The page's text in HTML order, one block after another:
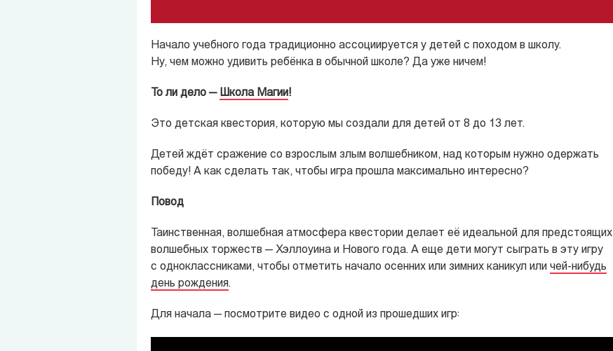
Начало учебного года традиционно ассоциируется у детей с походом в школу.
Ну, чем можно удивить ребёнка в обычной школе? Да уже ничем!
То ли дело — Школа Магии!
Это детская квестория, которую мы создали для детей от 8 до 13 лет.
Детей ждёт сражение со взрослым злым волшебником, над которым нужно одержать
победу! А как сделать так, чтобы игра прошла максимально интересно?
Повод
Таинственная, волшебная атмосфера квестории делает её идеальной для предстоящих
волшебных торжеств — Хэллоуина и Нового года. А еще дети могут сыграть в эту игру
с одноклассниками, чтобы отметить начало осенних или зимних каникул или чей-нибудь
день рождения.
Для начала — посмотрите видео с одной из прошедших игр: